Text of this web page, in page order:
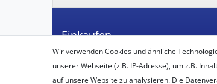
Einkaufen
Zahlungsarten
Versandarten & -kosten
Widerrufsbelehrung
Wir verwenden Cookies und ähnliche
unserer Webseite (z.B. IP-Adresse), um z.B.
auf unsere Website zu analysieren. Die